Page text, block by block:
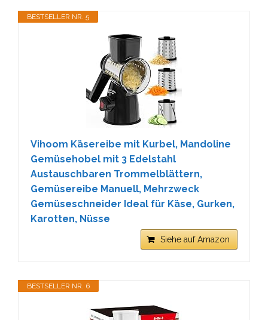
BESTSELLER NR. 5
Vihoom Käsereibe mit Kurbel, Mandoline
Gemüsehobel mit 3 Edelstahl
Austauschbaren Trommelblättern,
Gemüsereibe Manuell, Mehrzweck
Gemüseschneider Ideal für Käse, Gurken,
Karotten, Nüsse
Siehe auf Amazon
BESTSELLER NR. 6